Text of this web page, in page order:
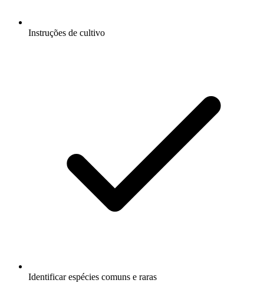
Instruções de cultivo
Identificar espécies comuns e raras